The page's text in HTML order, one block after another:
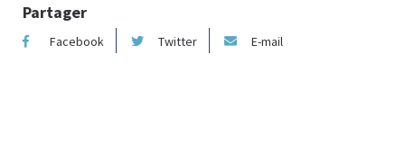
Partager
Facebook Twitter E-mail